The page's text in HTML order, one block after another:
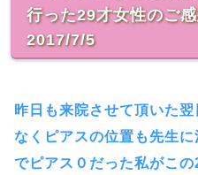
行った29才女性のご
2017/7/5
昨日も来院させて頂いた
なくピアスの位置も先生
でピアス０だった私がこ